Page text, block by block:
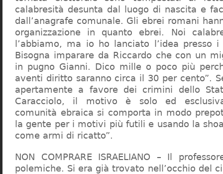
calabresità desunta dal luogo di nascita e
dall’anagrafe comunale. Gli ebrei romani
organizzazione in quanto ebrei. Noi
l’abbiamo, ma io ho lanciato l’idea presso
Bisogna imparare da Riccardo che con un
in pugno Gianni. Dico mille o poco più
aventi diritto saranno circa il 30 per cento”.
apertamente a favore dei crimini dello
Caracciolo, il motivo è solo ed
comunità ebraica si comporta in modo
la gente per i motivi più futili e usando la
come armi di ricatto”.
NON COMPRARE ISRAELIANO – Il
polemiche. Si era già trovato nell’occhio del